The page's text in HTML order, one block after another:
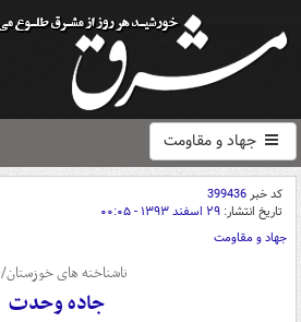
جهاد و مقاومت
کد خبر399436
تاریخ انتشار: ۲۹ اسفند ۱۳۹۳ - ۰۰:۰۵
جهاد و مقاومت
ناشناخته های خوزستان/29
جاده وحدت